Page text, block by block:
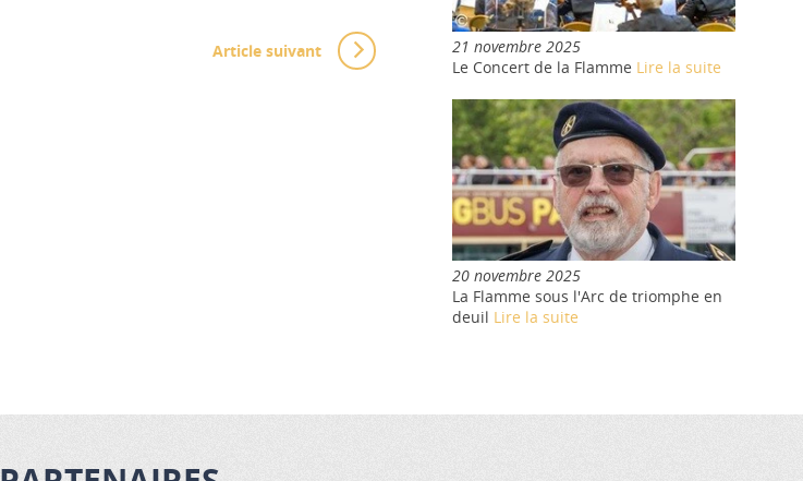
Article suivant
21 novembre 2025
Le Concert de la Flamme Lire la suite
20 novembre 2025
La Flamme sous l'Arc de triomphe en
deuil Lire la suite